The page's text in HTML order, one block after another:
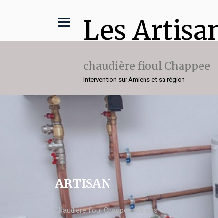
Les
chaudière fioul Chappee
Intervention sur Amiens et sa région
ARTISAN
chaudière fioul Chappee Amiens